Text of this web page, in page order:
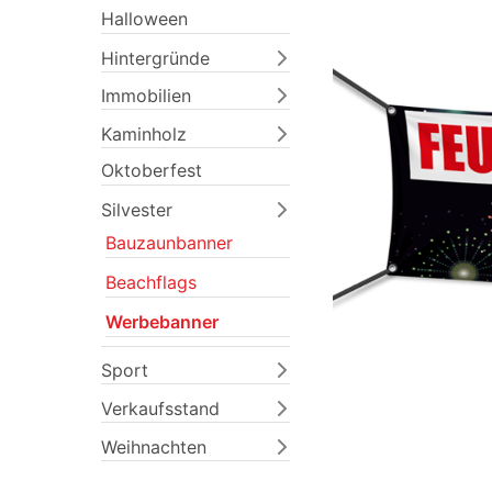
Halloween
Hintergründe
Immobilien
Kaminholz
Oktoberfest
Silvester
Bauzaunbanner
Beachflags
Werbebanner
Sport
Verkaufsstand
Weihnachten
Previous